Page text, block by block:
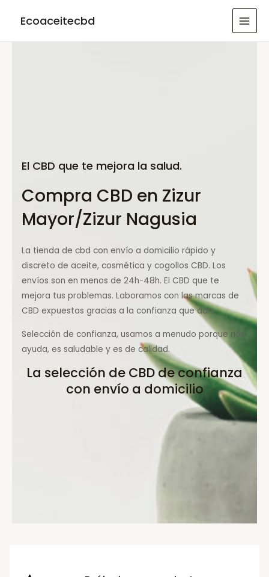
Ecoaceitecbd
El CBD que te mejora la salud.
Compra CBD en Zizur
Mayor/Zizur Nagusia
La tienda de cbd con envío a domicilio rápido y
discreto de aceite, cosmética y cogollos CBD. Los
envíos son en menos de 24h-48h. El CBD que te
mejora tus problemas. Laboramos con las marcas de
CBD expuestas gracias a la confianza que dan.
Selección de confianza, usamos a menudo porque nos
ayuda, es saludable y es de calidad.
La selección de CBD de confianza
con envío a domicilio